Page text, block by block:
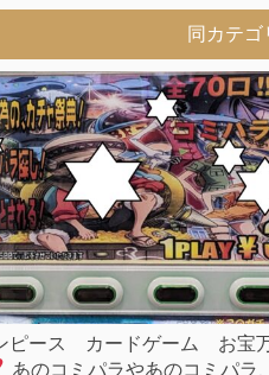
同カテ
ピース カードゲーム お宝
あのコミパラやあのコミパラ、